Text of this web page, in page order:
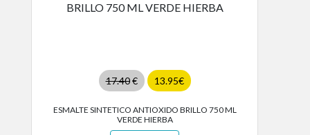
17.40€ 13.95€
ESMALTE SINTETICO ANTIOXIDO BRILLO 750 ML
VERDE HIERBA